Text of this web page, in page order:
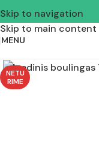
Skip to navigation
Skip to main content
MENU
NETU
RIME